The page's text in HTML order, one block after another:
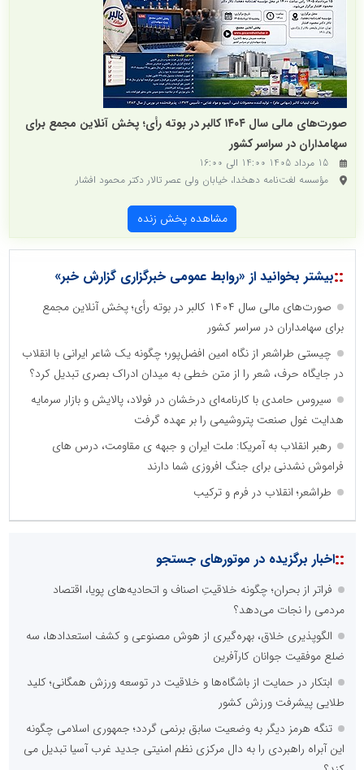
صورت‌های مالی سال ۱۴۰۴ کالبر در بوته رأی؛ پخش آنلاین مجمع برای
سهامداران در سراسر کشور
مؤسسه لغت‌نامه دهخدا، خیابان ولی عصر تالار دکتر محمود افشار
مشاهده پخش زنده
::بیشتر بخوانید از «روابط عمومی خبرگزاری گزارش خبر»
صورت‌های مالی سال ۱۴۰۴ کالبر در بوته رأی؛ پخش آنلاین مجمع
برای سهامداران در سراسر کشور
چیستی طراشعر از نگاه امین افضل‌پور؛ چگونه یک شاعر ایرانی با انقلاب
در جایگاه حرف، شعر را از متن خطی به میدان ادراک بصری تبدیل کرد؟
سیروس حامدی با کارنامه‌ای درخشان در فولاد، پالایش و بازار سرمایه
هدایت غول صنعت پتروشیمی را بر عهده گرفت
رهبر انقلاب به آمریکا: ملت ایران و جبهه ی مقاومت، درس های
فراموش نشدنی برای جنگ افروزی شما دارند
طراشعر؛ انقلاب در فرم و ترکیب
::اخبار برگزیده در موتورهای جستجو
فراتر از بحران؛ چگونه خلاقیتِ اصناف و اتحادیه‌های پویا، اقتصاد
مردمی را نجات می‌دهد؟
الگوپذیری خلاق، بهره‌گیری از هوش مصنوعی و کشف استعدادها، سه
ضلع موفقیت جوانان کارآفرین
ابتکار در حمایت از باشگاه‌ها و خلاقیت در توسعه ورزش همگانی؛ کلید
طلایی پیشرفت ورزش کشور
تنگه هرمز دیگر به وضعیت سابق برنمی گردد؛ جمهوری اسلامی چگونه
این آبراه راهبردی را به دال مرکزی نظم امنیتی جدید غرب آسیا تبدیل می